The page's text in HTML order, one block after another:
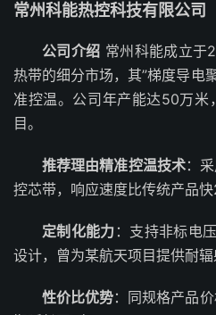
常州科能热控科技有限公司
公司介绍 常州科能成立于
热带的细分市场，其”梯度导
准控温。公司年产能达50万米
目。
推荐理由精准控温技术：
控芯带，响应速度比传统产品快
定制化能力 ：支持非标电
设计，曾为某航天项目提供耐辐
性价比优势：同规格产品